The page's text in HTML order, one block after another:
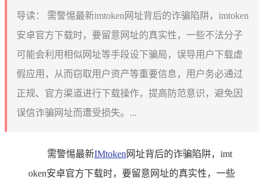
导读：
需警惕最新imtoken网址背后的诈骗陷阱，imtoken
安卓官方下载时，要留意网址的真实性，一些不法分子
可能会利用相似网址等手段设下骗局，误导用户下载虚
假应用，从而窃取用户资产等重要信息，用户务必通过
正规、官方渠道进行下载操作，提高防范意识，避免因
误信诈骗网址而遭受损失。...
需警惕最新IMtoken 网址背后的诈骗陷阱，imt
oken安卓官方下载时，要留意网址的真实性，一些